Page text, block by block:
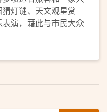
灯谜、天文观星赏
演，藉此与市民大众